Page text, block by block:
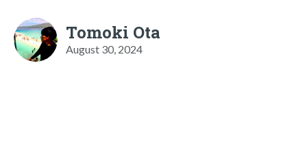
Tomoki Ota
August 30, 2024